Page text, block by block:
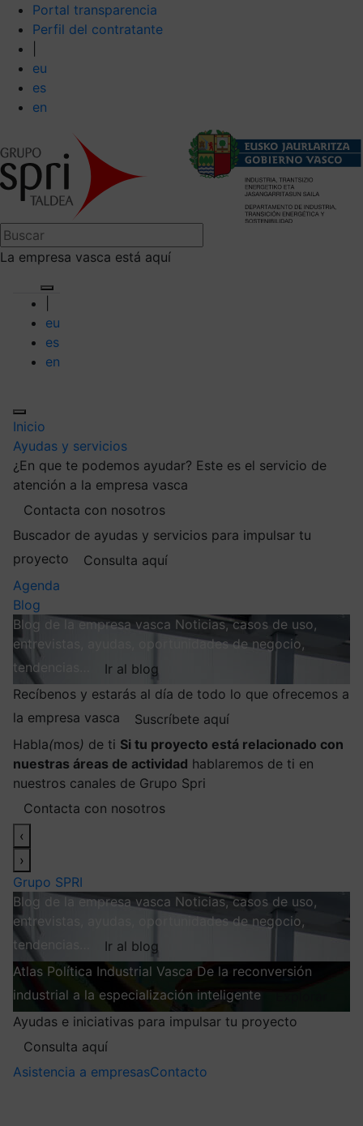
Portal transparencia
Perfil del contratante
eu
es
en
La empresa vasca está aquí
eu
es
en
Inicio
Ayudas y servicios
¿En que te podemos ayudar? Este es el servicio de
atención a la empresa vasca
Contacta con nosotros
Buscador de ayudas y servicios para impulsar tu
proyecto
Consulta aquí
Agenda
Blog
Blog de la empresa vasca Noticias, casos de uso,
entrevistas, ayudas, oportunidades de negocio,
tendencias…
Ir al blog
Recíbenos y estarás al día de todo lo que ofrecemos a
la empresa vasca
Suscríbete aquí
Habla(mos) de ti Si tu proyecto está relacionado con
nuestras áreas de actividad hablaremos de ti en
nuestros canales de Grupo Spri
Contacta con nosotros
‹
›
Grupo SPRI
Blog de la empresa vasca Noticias, casos de uso,
entrevistas, ayudas, oportunidades de negocio,
tendencias…
Ir al blog
Atlas Política Industrial Vasca De la reconversión
industrial a la especialización inteligente
Ayudas e iniciativas para impulsar tu proyecto
Consulta aquí
Asistencia a empresasContacto